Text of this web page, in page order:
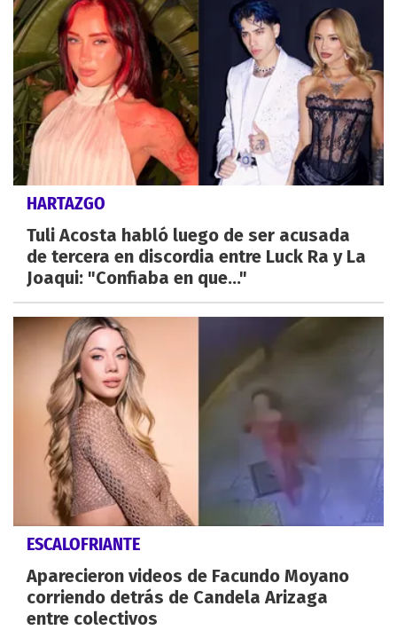
HARTAZGO
Tuli Acosta habló luego de ser acusada
de tercera en discordia entre Luck Ra y La
Joaqui: "Confiaba en que..."
ESCALOFRIANTE
Aparecieron videos de Facundo Moyano
corriendo detrás de Candela Arizaga
entre colectivos